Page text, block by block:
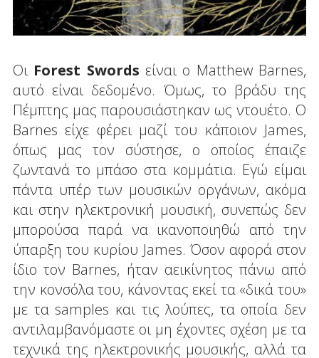
Οι Forest Swords είναι ο Matthew Barnes,
αυτό είναι δεδομένο. Όμως, το βράδυ της
Πέμπτης μας παρουσιάστηκαν ως ντουέτο. Ο
Barnes είχε φέρει μαζί του κάποιον James,
όπως μας τον σύστησε, ο οποίος έπαιζε
ζωντανά το μπάσο στα κομμάτια. Εγώ είμαι
πάντα υπέρ των μουσικών οργάνων, ακόμα
και στην ηλεκτρονική μουσική, συνεπώς δεν
μπορούσα παρά να ικανοποιηθώ από την
ύπαρξη του κυρίου James. Όσον αφορά στον
ίδιο τον Barnes, ήταν αεικίνητος πάνω από
την κονσόλα του, κάνοντας εκεί τα «δικά του»
με τα samples και τις λούπες, τα οποία δεν
αντιλαμβανόμαστε οι μη έχοντες σχέση με τα
τεχνικά της ηλεκτρονικής μουσικής, αλλά τα